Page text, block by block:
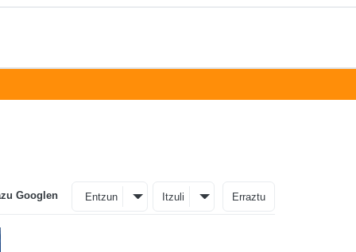
Googlen Entzun Itzuli Erraztu